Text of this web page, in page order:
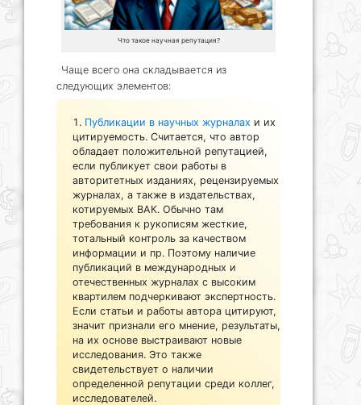
Что такое научная репутация?
Чаще всего она складывается из
следующих элементов:
Публикации в научных журналах и их
цитируемость. Считается, что автор
обладает положительной репутацией,
если публикует свои работы в
авторитетных изданиях, рецензируемых
журналах, а также в издательствах,
котируемых ВАК. Обычно там
требования к рукописям жесткие,
тотальный контроль за качеством
информации и пр. Поэтому наличие
публикаций в международных и
отечественных журналах с высоким
квартилем подчеркивают экспертность.
Если статьи и работы автора цитируют,
значит признали его мнение, результаты,
на их основе выстраивают новые
исследования. Это также
свидетельствует о наличии
определенной репутации среди коллег,
исследователей.